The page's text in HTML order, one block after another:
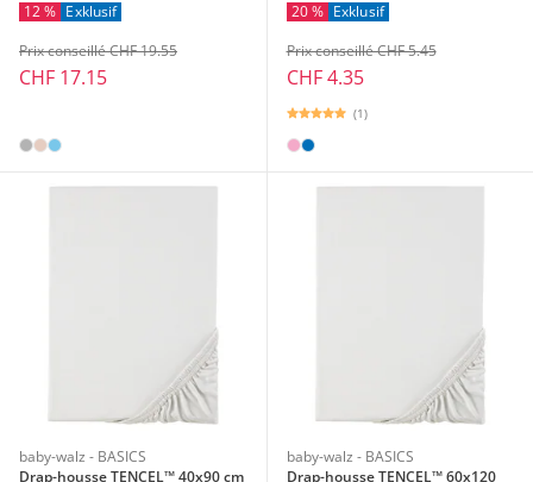
12 % Exklusif
CHF 17.15
Prix conseillé CHF 19.55
20 % Exklusif
CHF 4.35
Prix conseillé CHF 5.45
(1)
baby-walz - BASICS
Drap-housse TENCEL™ 40x90 cm
baby-walz - BASICS
Drap-housse TENCEL™ 60x120